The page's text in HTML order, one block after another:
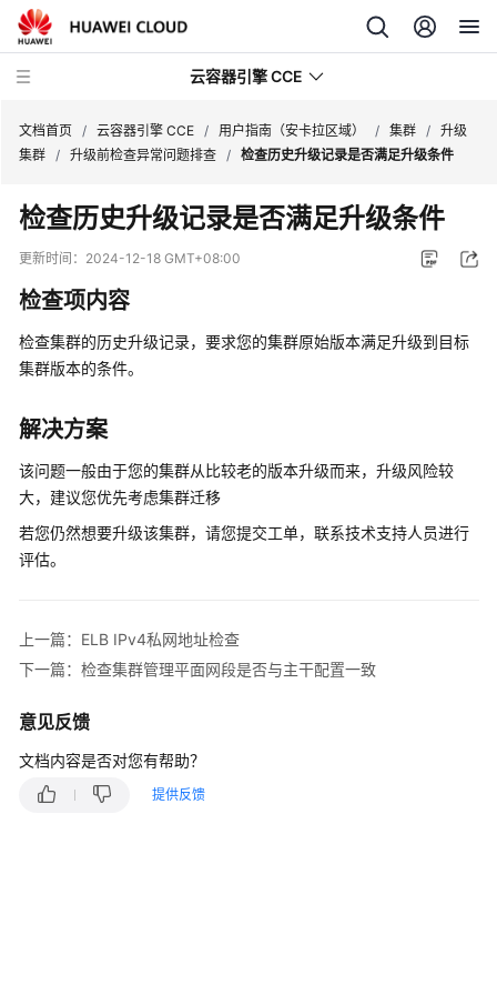
云容器引擎 CCE
最
动
态
服
公
产
品
介
计
说
Kubernetes
础
文档首页 / 云容器引擎 CCE / 用户指南（安卡拉区域） / 集群 / 升级
集群 / 升级前检查异常问题排查 / 检查历史升级记录是否满足升级条件
检查历史升级记录是否满足升级条件
更新时间： 2024-12-18 GMT+08:00
检查项内容
检查集群的历史升级记录，要求您的集群原始版本满足升级到目标
集群版本的条件。
解决方案
该问题一般由于您的集群从比较老的版本升级而来，升级风险较
大，建议您优先考虑集群迁移
若您仍然想要升级该集群，请您提交工单，联系技术支持人员进行
评估。
上一篇：ELB IPv4私网地址检查
下一篇：检查集群管理平面网段是否与主干配置一致
意见反馈
文档内容是否对您有帮助？
提供反馈